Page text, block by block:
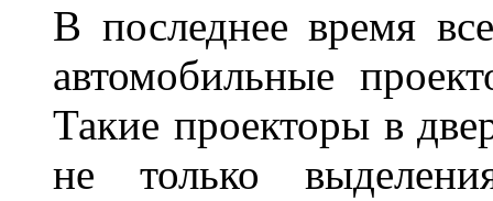
В последнее время
автомобильные
Такие проекторы в
не только